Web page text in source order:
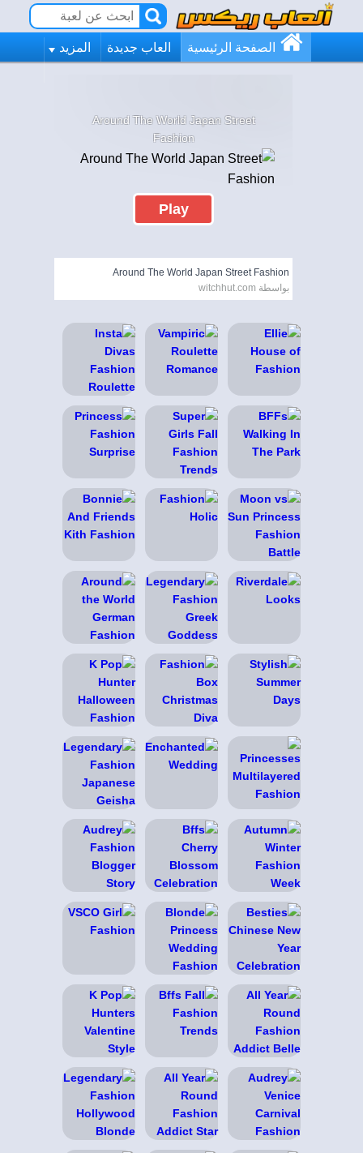
الصفحة الرئيسية العاب جديدة المزيد
Around The World Japan Street
Fashion
Play
Around The World Japan Street Fashion
بواسطة witchhut.com